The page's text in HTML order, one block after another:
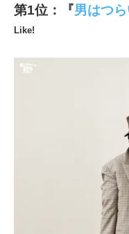
第1位：『男はつ
Like!